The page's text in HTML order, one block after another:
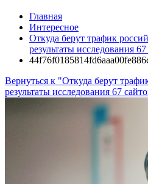
Главная
Интересное
Откуда берут трафик
результаты исследования 67
Вернуться к "Откуда берут
результаты исследования 67